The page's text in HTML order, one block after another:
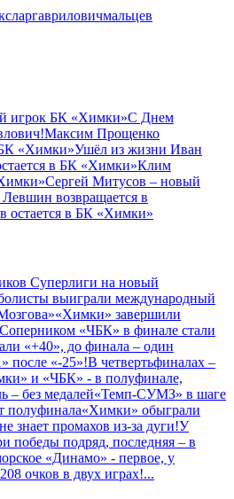
гавриловичмальцев
игрок БК «Химки»С Днем
Максим Прощенко
«Химки»Ушёл из жизни Иван
в БК «Химки»Клим
Сергей Митусов – новый
возвращается в
остается в БК «Химки»
Cуперлиги на новый
выиграли международный
«Химки» завершили
Соперником «ЧБК» в финале стали
«+40», до финала – один
после «-25»!В четвертьфиналах –
и «ЧБК» - в полуфинале,
– без медалей«Темп-СУМЗ» в шаге
полуфинала«Химки» обыграли
промахов из-за дуги!У
победы подряд, последняя – в
«Динамо» - первое, у
очков в двух играх!...